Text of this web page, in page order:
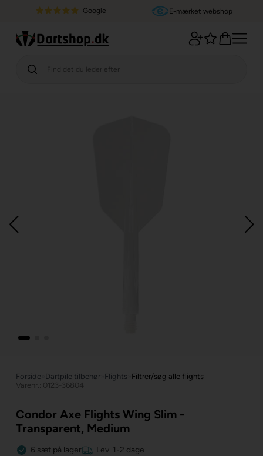
Google E-mærket webshop
Forside Dartpile tilbehør Flights Filtrer/søg alle flights
Varenr.: 0123-36804
Condor Axe Flights Wing Slim -
Transparent, Medium
6 sæt på lager
Lev. 1-2 dage